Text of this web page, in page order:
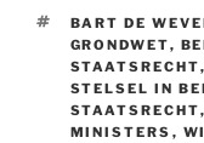
TAGS
BART DE
GRONDWET,
STAATSRECHT,
STELSEL IN
STAATSRECHT,
MINISTERS ,